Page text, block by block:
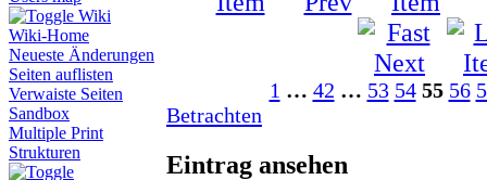
Wiki
Wiki-Home
Neueste Änderungen
Seiten auflisten
Verwaiste Seiten
Sandbox
Multiple Print
Strukturen
1 … 42 … 53 54 55 56
Betrachten
Eintrag ansehen